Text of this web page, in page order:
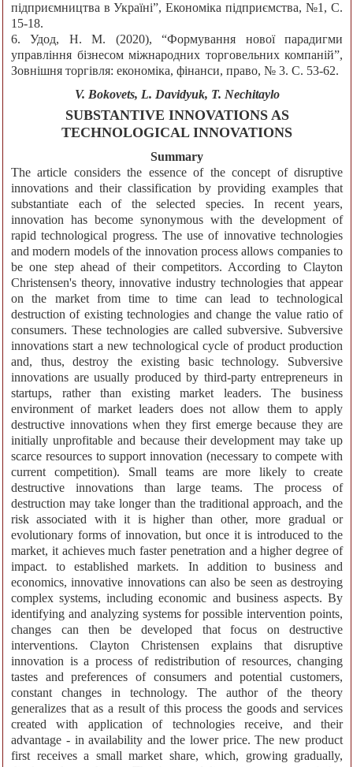
пiдприємництва в Українi”, Економiка пiдприємства, №1, С.
15-18.
6. Удод, Н. М. (2020), “Формування нової парадигми
управлiння бiзнесом мiжнародних торговельних компанiй”,
Зовнiшня торгiвля: економiка, фiнанси, право, № 3. С. 53-62.
V. Bokovets, L. Davidyuk, Т. Nechitaylo
SUBSTANTIVE INNOVATIONS AS
TECHNOLOGICAL INNOVATIONS
Summary
The article considers the essence of the concept of disruptive
innovations and their classification by providing examples that
substantiate each of the selected species. In recent years,
innovation has become synonymous with the development of
rapid technological progress. The use of innovative technologies
and modern models of the innovation process allows companies to
be one step ahead of their competitors. According to Clayton
Christensen's theory, innovative industry technologies that appear
on the market from time to time can lead to technological
destruction of existing technologies and change the value ratio of
consumers. These technologies are called subversive. Subversive
innovations start a new technological cycle of product production
and, thus, destroy the existing basic technology. Subversive
innovations are usually produced by third-party entrepreneurs in
startups, rather than existing market leaders. The business
environment of market leaders does not allow them to apply
destructive innovations when they first emerge because they are
initially unprofitable and because their development may take up
scarce resources to support innovation (necessary to compete with
current competition). Small teams are more likely to create
destructive innovations than large teams. The process of
destruction may take longer than the traditional approach, and the
risk associated with it is higher than other, more gradual or
evolutionary forms of innovation, but once it is introduced to the
market, it achieves much faster penetration and a higher degree of
impact. to established markets. In addition to business and
economics, innovative innovations can also be seen as destroying
complex systems, including economic and business aspects. By
identifying and analyzing systems for possible intervention points,
changes can then be developed that focus on destructive
interventions. Clayton Christensen explains that disruptive
innovation is a process of redistribution of resources, changing
tastes and preferences of consumers and potential customers,
constant changes in technology. The author of the theory
generalizes that as a result of this process the goods and services
created with application of technologies receive, and their
advantage - in availability and the lower price. The new product
first receives a small market share, which, growing gradually,